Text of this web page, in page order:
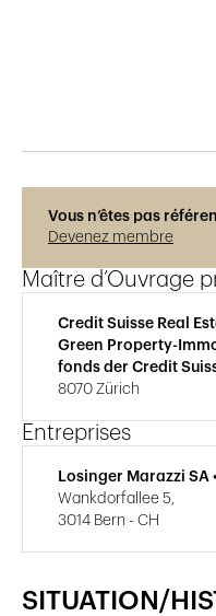
SITUATION/
Vous n’êtes pas
Devenez membre
Maître d’Ouvrage
Credit Suisse Real
Green Property-
fonds der Credit
8070 Zürich
Entreprises
Losinger Marazzi SA
Wankdorfallee 5,
3014 Bern - CH